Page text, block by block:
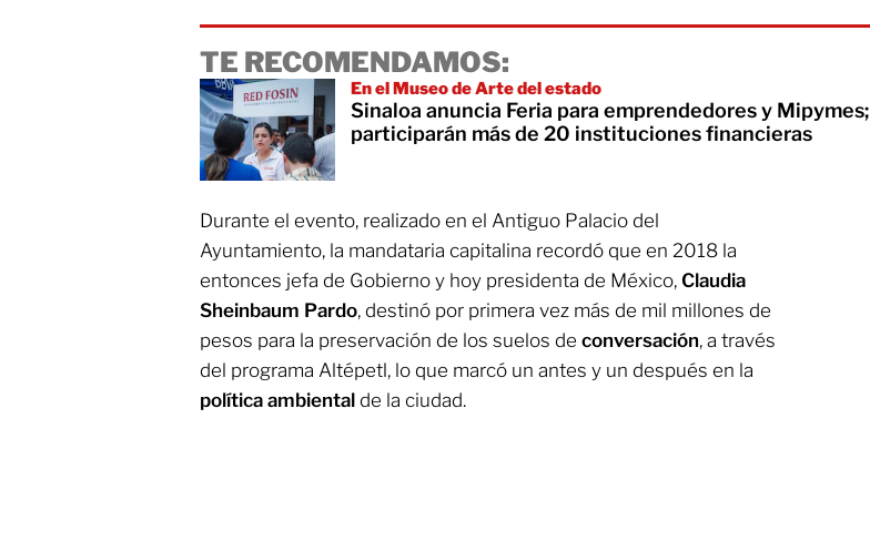
TE RECOMENDAMOS:
En el Museo de Arte del estado
Sinaloa anuncia Feria para emprendedores y Mipymes;
participarán más de 20 instituciones financieras
Durante el evento, realizado en el Antiguo Palacio del
Ayuntamiento, la mandataria capitalina recordó que en 2018 la
entonces jefa de Gobierno y hoy presidenta de México, Claudia
Sheinbaum Pardo, destinó por primera vez más de mil millones de
pesos para la preservación de los suelos de conversación, a través
del programa Altépetl, lo que marcó un antes y un después en la
política ambiental de la ciudad.